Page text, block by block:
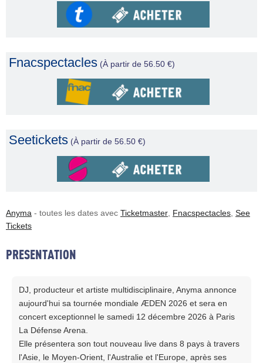
Fnacspectacles (À partir de 56.50 €)
Seetickets (À partir de 56.50 €)
Anyma - toutes les dates avec Ticketmaster, Fnacspectacles, See
Tickets
PRESENTATION
DJ, producteur et artiste multidisciplinaire, Anyma annonce
aujourd'hui sa tournée mondiale ÆDEN 2026 et sera en
concert exceptionnel le samedi 12 décembre 2026 à Paris
La Défense Arena.
Elle présentera son tout nouveau live dans 8 pays à travers
l'Asie, le Moyen-Orient, l'Australie et l'Europe, après ses